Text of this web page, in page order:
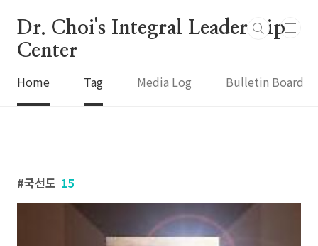
Dr. Choi's Integral Leadership
Center
Home Tag Media Log Bulletin Board
국선도 15